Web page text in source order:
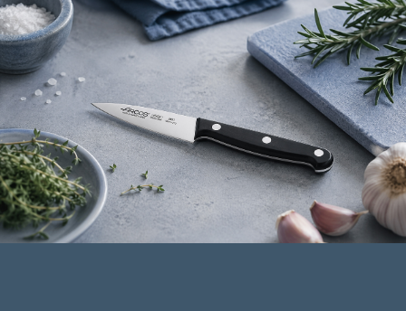
Couteau à steak fabriqué en Espagne